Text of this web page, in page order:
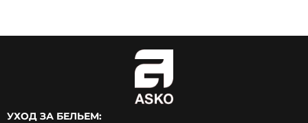
УХОД ЗА БЕЛЬЕМ: